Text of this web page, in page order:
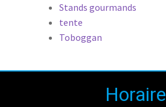
Stands gourmands
tente
Toboggan
Horaire